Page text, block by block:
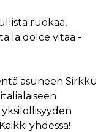
ruokaa,
la dolce vitaa -
asuneen Sirkku
yhdessä!